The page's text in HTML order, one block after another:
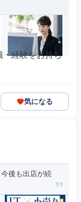
・経験をお持ち
気になる
後も出店が続